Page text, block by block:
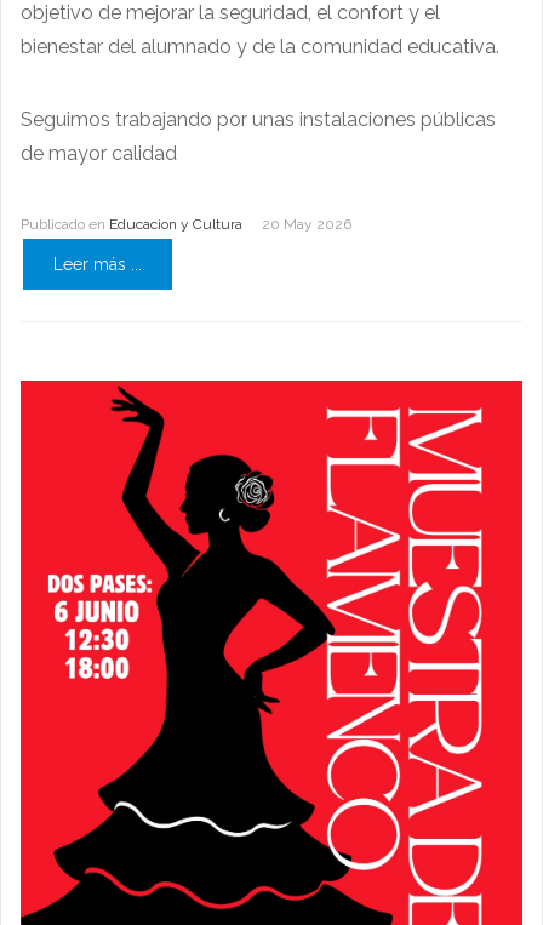
objetivo de mejorar la seguridad, el confort y el
bienestar del alumnado y de la comunidad educativa.
Seguimos trabajando por unas instalaciones públicas
de mayor calidad
Publicado en Educacion y Cultura 20 May 2026
Leer más ...